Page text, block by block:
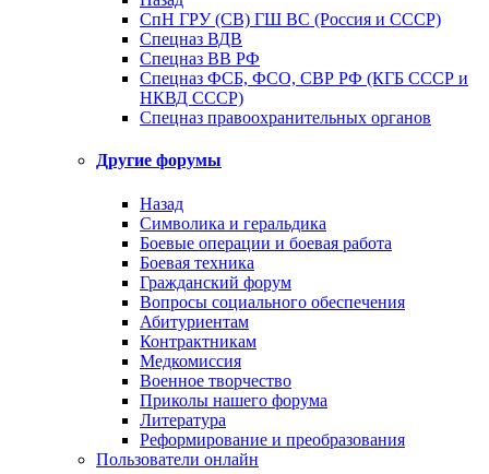
СпН ГРУ (СВ) ГШ ВС (Россия и СССР)
Спецназ ВДВ
Спецназ ВВ РФ
Спецназ ФСБ, ФСО, СВР РФ (КГБ СССР и
НКВД СССР)
Спецназ правоохранительных органов
Другие форумы
Назад
Символика и геральдика
Боевые операции и боевая работа
Боевая техника
Гражданский форум
Вопросы социального обеспечения
Абитуриентам
Контрактникам
Медкомиссия
Военное творчество
Приколы нашего форума
Литература
Реформирование и преобразования
Пользователи онлайн